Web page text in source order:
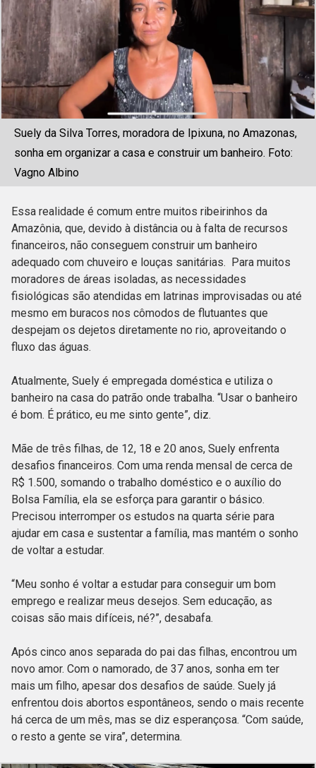
Suely da Silva Torres, moradora de Ipixuna, no Amazonas,
sonha em organizar a casa e construir um banheiro. Foto:
Vagno Albino
Essa realidade é comum entre muitos ribeirinhos da
Amazônia, que, devido à distância ou à falta de recursos
financeiros, não conseguem construir um banheiro
adequado com chuveiro e louças sanitárias. Para muitos
moradores de áreas isoladas, as necessidades
fisiológicas são atendidas em latrinas improvisadas ou até
mesmo em buracos nos cômodos de flutuantes que
despejam os dejetos diretamente no rio, aproveitando o
fluxo das águas.
Atualmente, Suely é empregada doméstica e utiliza o
banheiro na casa do patrão onde trabalha. “Usar o banheiro
é bom. É prático, eu me sinto gente”, diz.
Mãe de três filhas, de 12, 18 e 20 anos, Suely enfrenta
desafios financeiros. Com uma renda mensal de cerca de
R$ 1.500, somando o trabalho doméstico e o auxílio do
Bolsa Família, ela se esforça para garantir o básico.
Precisou interromper os estudos na quarta série para
ajudar em casa e sustentar a família, mas mantém o sonho
de voltar a estudar.
“Meu sonho é voltar a estudar para conseguir um bom
emprego e realizar meus desejos. Sem educação, as
coisas são mais difíceis, né?”, desabafa.
Após cinco anos separada do pai das filhas, encontrou um
novo amor. Com o namorado, de 37 anos, sonha em ter
mais um filho, apesar dos desafios de saúde. Suely já
enfrentou dois abortos espontâneos, sendo o mais recente
há cerca de um mês, mas se diz esperançosa. “Com saúde,
o resto a gente se vira”, determina.